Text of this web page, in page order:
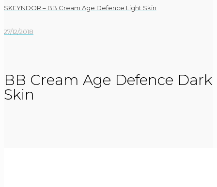
SKEYNDOR – BB Cream Age Defence Light Skin
27/12/2018
BB Cream Age Defence Dark
Skin